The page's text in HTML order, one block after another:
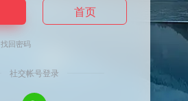
首页
找回密码
社交帐号登录